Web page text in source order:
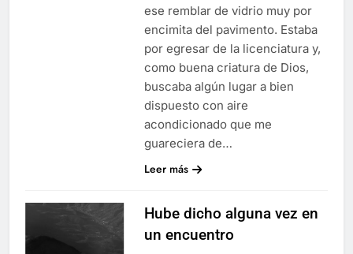
ese remblar de vidrio muy por
encimita del pavimento. Estaba
por egresar de la licenciatura y,
como buena criatura de Dios,
buscaba algún lugar a bien
dispuesto con aire
acondicionado que me
guareciera de…
Leer más
Hube dicho alguna vez en
un encuentro